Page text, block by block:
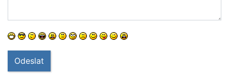
Odeslat